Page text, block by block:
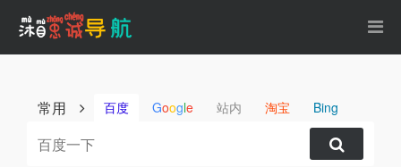
常用 百度 Google 站内 淘宝 Bing